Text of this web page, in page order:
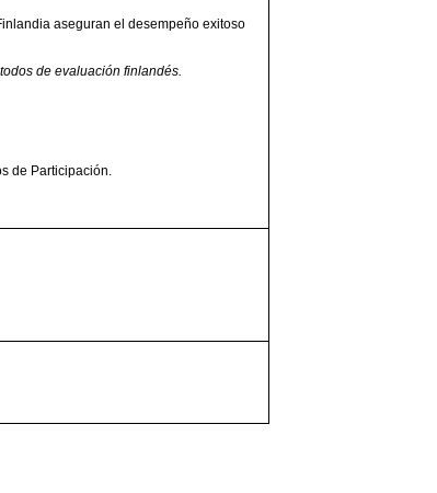
aseguran el desempeño exitoso
de evaluación finlandés.
de Participación.